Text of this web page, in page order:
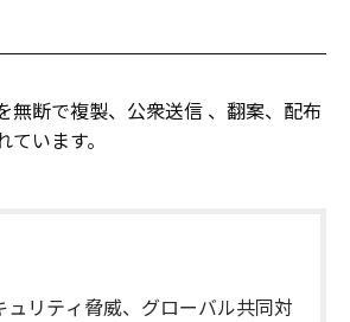
無断で複製、公衆送信 、翻案、配布
います。
ュリティ脅威、グローバル共同対